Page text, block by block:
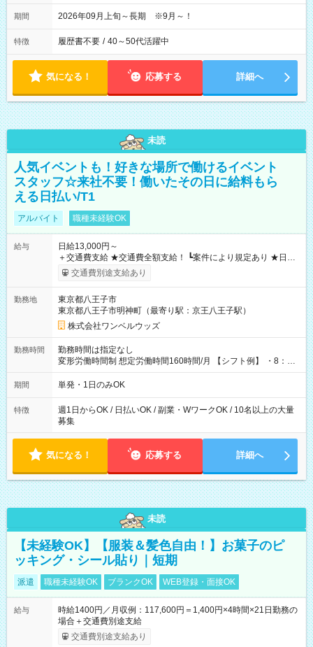
期間 2026年09月上旬～長期 ※9月～！
特徴 履歴書不要 / 40～50代活躍中
気になる！ 応募する 詳細へ
未読
人気イベントも！好きな場所で働けるイベント
スタッフ☆来社不要！働いたその日に給料もら
える日払い/T1
アルバイト 職種未経験OK
給与
日給13,000円～
＋交通費支給 ★交通費全額支給！ ┗案件により規定あり ★日払
いOK！（規定あり） ┗働いたその日に現金GET♪ お仕事後はコ
ンビニATMから 日払い分を引き落とせます！ 【試用期間】試
交通費別途支給あり
勤務地
東京都八王子市
東京都八王子市明神町（最寄り駅：京王八王子駅）
株式会社ワンベルウッズ
勤務時間
勤務時間は指定なし
変形労働時間制 想定労働時間160時間/月 【シフト例】 ・8：00
～21：00
期間 単発・1日のみOK
特徴
週1日からOK / 日払いOK / 副業・WワークOK / 10名以上の大量
募集
気になる！ 応募する 詳細へ
未読
【未経験OK】【服装＆髪色自由！】お菓子のピ
ッキング・シール貼り｜短期
派遣 職種未経験OK ブランクOK WEB登録・面接OK
給与
時給1400円／月収例：117,600円＝1,400円×4時間×21日勤務の
場合＋交通費別途支給
交通費別途支給あり